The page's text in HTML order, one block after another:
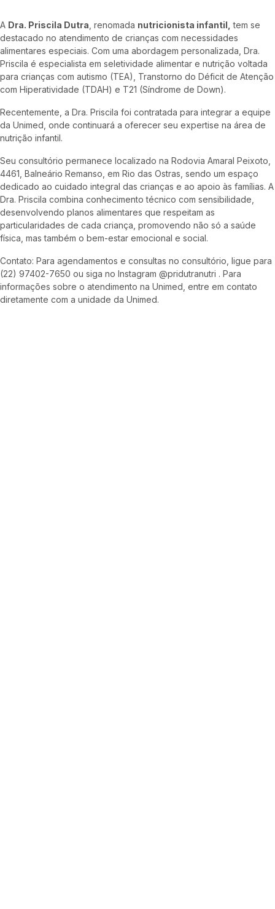
A Dra. Priscila Dutra , renomada nutricionista infantil, tem se
destacado no atendimento de crianças com necessidades
alimentares especiais. Com uma abordagem personalizada, Dra.
Priscila é especialista em seletividade alimentar e nutrição voltada
para crianças com autismo (TEA), Transtorno do Déficit de Atenção
com Hiperatividade (TDAH) e T21 (Síndrome de Down).
Recentemente, a Dra. Priscila foi contratada para integrar a equipe
da Unimed, onde continuará a oferecer seu expertise na área de
nutrição infantil.
Seu consultório permanece localizado na Rodovia Amaral Peixoto,
4461, Balneário Remanso, em Rio das Ostras, sendo um espaço
dedicado ao cuidado integral das crianças e ao apoio às famílias. A
Dra. Priscila combina conhecimento técnico com sensibilidade,
desenvolvendo planos alimentares que respeitam as
particularidades de cada criança, promovendo não só a saúde
física, mas também o bem-estar emocional e social.
Contato: Para agendamentos e consultas no consultório, ligue para
(22) 97402-7650 ou siga no Instagram @pridutranutri . Para
informações sobre o atendimento na Unimed, entre em contato
diretamente com a unidade da Unimed.